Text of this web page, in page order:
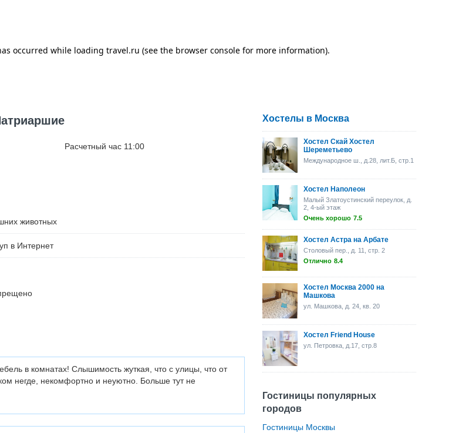
Расчетный час 11:00
животных
в Интернет
в комнатах! Слышимость жуткая, что с улицы, что от
негде, некомфортно и неуютно. Больше тут не
Хостелы в Москва
Хостел Скай Хостел
Шереметьево
Международное ш., д.28, лит.Б, стр.1
Хостел Наполеон
Малый Златоустинский переулок, д.
2, 4-ый этаж
Очень хорошо 7.5
Хостел Астра на Арбате
Столовый пер., д. 11, стр. 2
Отлично 8.4
Хостел Москва 2000 на
Машкова
ул. Машкова, д. 24, кв. 20
Хостел Friend House
ул. Петровка, д.17, стр.8
Гостиницы популярных
городов
Гостиницы Москвы